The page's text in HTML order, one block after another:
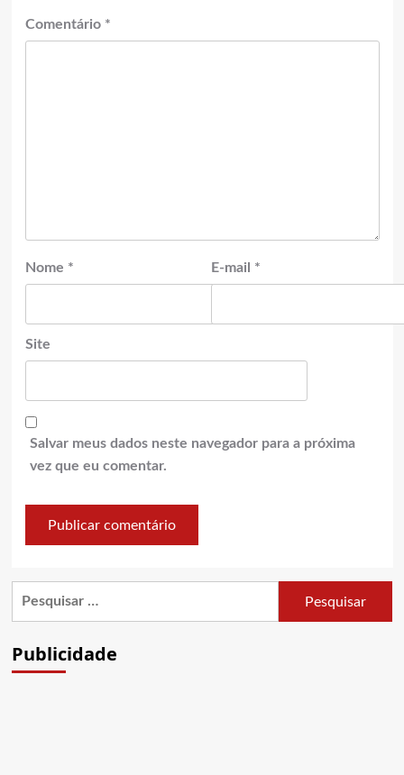
Comentário *
Nome * E-mail *
Site
Salvar meus dados neste navegador para a próxima
vez que eu comentar.
Publicidade